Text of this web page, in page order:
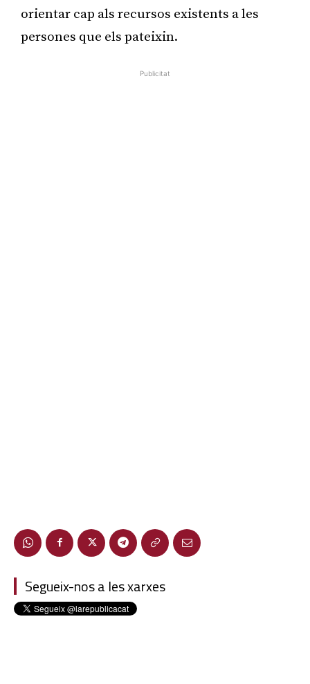
orientar cap als recursos existents a les
persones que els pateixin.
Publicitat
Segueix-nos a les xarxes